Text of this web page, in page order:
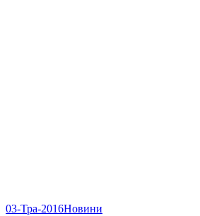
03-Тра-2016Новини